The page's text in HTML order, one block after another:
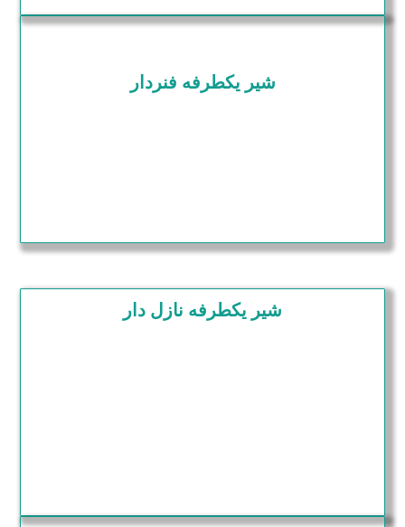
شیر یکطرفه فنردار
شیر یکطرفه نازل دار